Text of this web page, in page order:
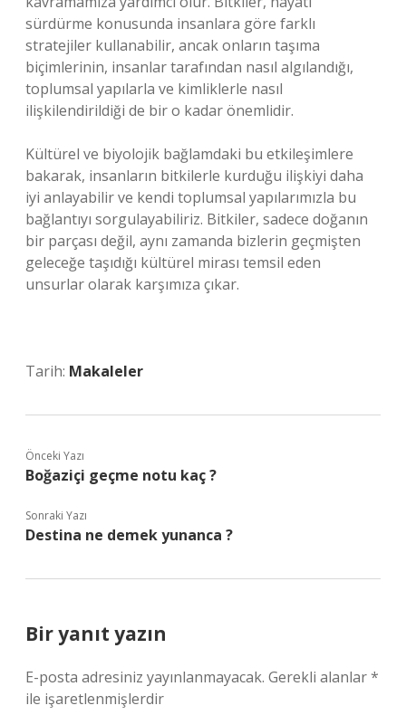
sürdürme konusunda insanlara göre farklı
stratejiler kullanabilir, ancak onların taşıma
biçimlerinin, insanlar tarafından nasıl algılandığı,
toplumsal yapılarla ve kimliklerle nasıl
ilişkilendirildiği de bir o kadar önemlidir.
Kültürel ve biyolojik bağlamdaki bu etkileşimlere
bakarak, insanların bitkilerle kurduğu ilişkiyi daha
iyi anlayabilir ve kendi toplumsal yapılarımızla bu
bağlantıyı sorgulayabiliriz. Bitkiler, sadece doğanın
bir parçası değil, aynı zamanda bizlerin geçmişten
geleceğe taşıdığı kültürel mirası temsil eden
unsurlar olarak karşımıza çıkar.
Tarih: Makaleler
Önceki Yazı
Boğaziçi geçme notu kaç ?
Sonraki Yazı
Destina ne demek yunanca ?
Bir yanıt yazın
E-posta adresiniz yayınlanmayacak. Gerekli alanlar*
ile işaretlenmişlerdir